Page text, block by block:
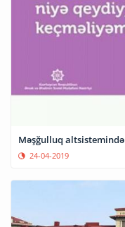
Məşğulluq
24-04-2019